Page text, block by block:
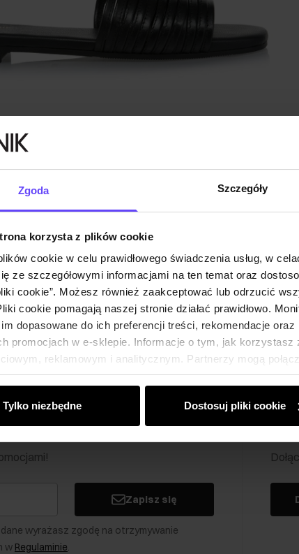
Zgoda Szczegóły
korzysta z plików cookie
cookie w celu prawidłowego świadczenia usług, w
ze szczegółowymi informacjami na ten temat oraz
cookie”. Możesz również zaakceptować lub odrzucić
cookie pomagają naszej stronie działać prawidłowo.
dopasowane do ich preferencji treści, rekomendacje
promocjach w e-sklepie. Informacje o tym, jak
reklamowym i analitycznym. Partnerzy mogą
uzyskanymi podczas korzystania z ich usług.
Tylko niezbędne Dostosuj pliki cookie
Zapisz się
wyrażasz zgodę na otrzymywanie
w Regulaminie.